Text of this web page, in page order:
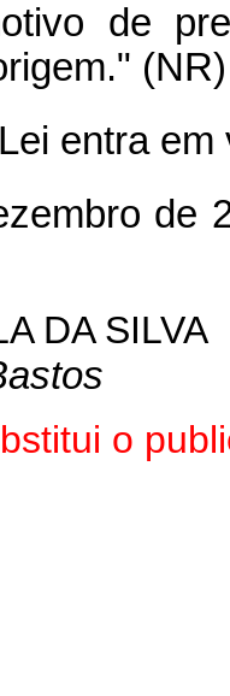
de
(NR)
entra
de
DA SILVA
o